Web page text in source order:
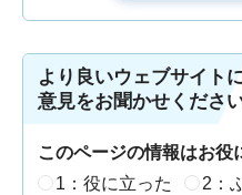
より良いウェブサイト
意見をお聞かせくださ
このページの情報はお役
1：役に立った
2：